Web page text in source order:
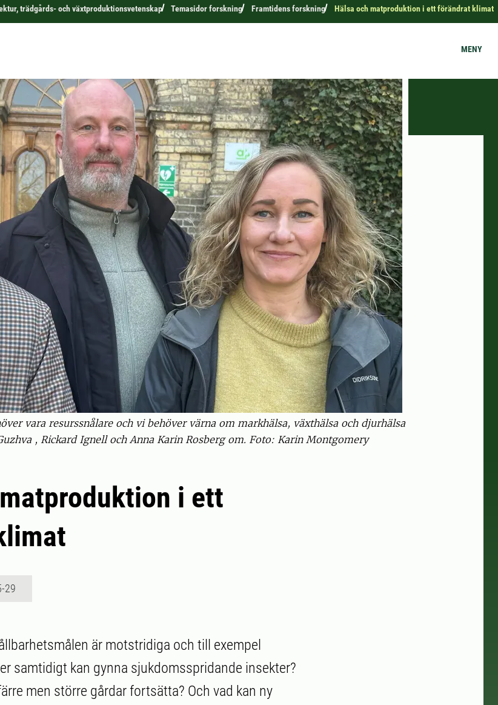
trädgårds- och växtproduktionsvetenskap Temasidor forskning Framtidens forskning Hälsa och matproduktion i ett förändrat klimat
MENY
vara resurssnålare och vi behöver värna om markhälsa, växthälsa och djurhälsa
, Rickard Ignell och Anna Karin Rosberg om. Foto: Karin Montgomery
i ett
29
är motstridiga och till exempel
samtidigt kan gynna sjukdomsspridande insekter?
men större gårdar fortsätta? Och vad kan ny